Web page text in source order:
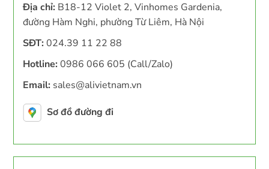
Địa chỉ: B18-12 Violet 2, Vinhomes Gardenia,
đường Hàm Nghi, phường Từ Liêm, Hà Nội
SĐT: 024.39 11 22 88
Hotline: 0986 066 605 (Call/Zalo)
Email: sales@alivietnam.vn
Sơ đồ đường đi